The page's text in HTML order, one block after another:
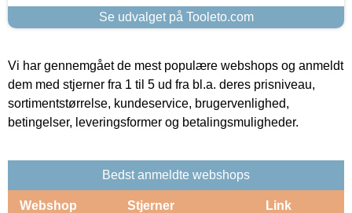
Se udvalget på Tooleto.com
Vi har gennemgået de mest populære webshops og anmeldt
dem med stjerner fra 1 til 5 ud fra bl.a. deres prisniveau,
sortimentstørrelse, kundeservice, brugervenlighed,
betingelser, leveringsformer og betalingsmuligheder.
Bedst anmeldte webshops
Webshop Stjerner Link